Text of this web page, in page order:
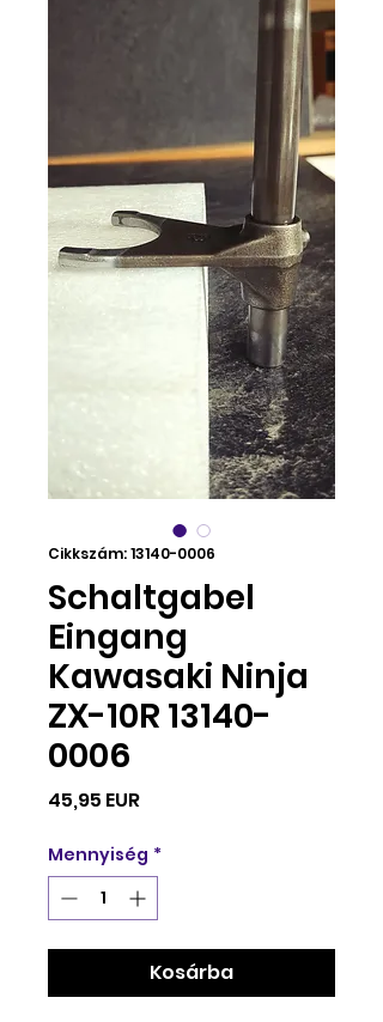
Cikkszám: 13140-0006
Schaltgabel
Eingang
Kawasaki Ninja
ZX-10R 13140-
0006
45,95 EURÁr
Mennyiség *
Kosárba